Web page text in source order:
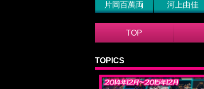
片岡百萬両 河上由佳
TOP
TOPICS